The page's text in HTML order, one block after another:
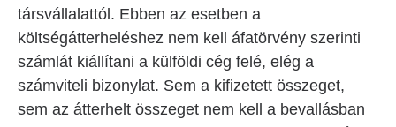
társvállalattól. Ebben az esetben a
költségátterheléshez nem kell áfatörvény szerinti
számlát kiállítani a külföldi cég felé, elég a
számviteli bizonylat. Sem a kifizetett összeget,
sem az átterhelt összeget nem kell a bevallásban